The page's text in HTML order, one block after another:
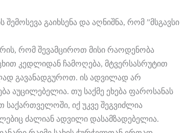
გაიხსენა და აღნიშნა, რომ ”მსგავსი
რომ შევამციროთ მისი რაოდენობა
კედლიდან ჩამოღება, მტვერსასრუტით
გავანადგუროთ. ის ადვილად არ
აუცილებელია. თუ საქმე ეხება ფაროსანას
იქ უკვე შეგვიძლია
ძალიან ადვილი დასამზადებელია.